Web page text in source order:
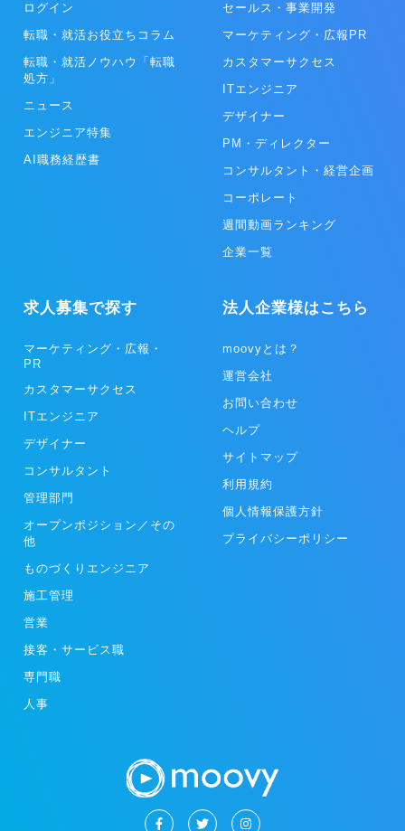
ログイン
転職・就活お役立ちコラム
転職・就活ノウハウ「転職
処方」
ニュース
エンジニア特集
AI職務経歴書
セールス・事業開発
マーケティング・広報PR
カスタマーサクセス
ITエンジニア
デザイナー
PM・ディレクター
コンサルタント・経営企画
コーポレート
週間動画ランキング
企業一覧
求人募集で探す
マーケティング・広報・
PR
カスタマーサクセス
ITエンジニア
デザイナー
コンサルタント
管理部門
オープンポジション／その
他
ものづくりエンジニア
施工管理
営業
接客・サービス職
専門職
人事
法人企業様はこちら
moovyとは？
運営会社
お問い合わせ
ヘルプ
サイトマップ
利用規約
個人情報保護方針
プライバシーポリシー